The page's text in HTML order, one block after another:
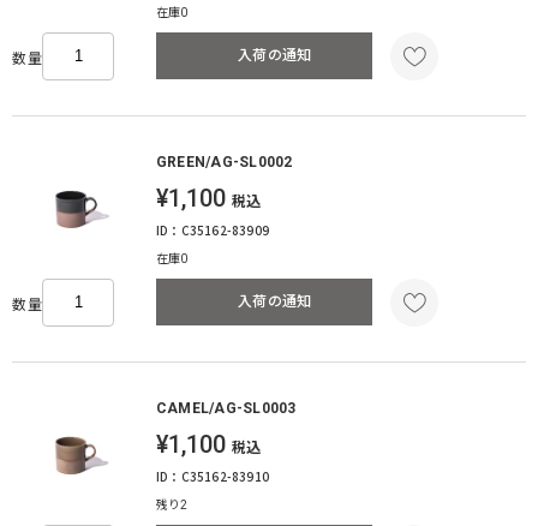
在庫0
数量 入荷の通知
GREEN/AG-SL0002
¥1,100 税込
ID：C35162-83909
在庫0
数量 入荷の通知
CAMEL/AG-SL0003
¥1,100 税込
ID：C35162-83910
残り2